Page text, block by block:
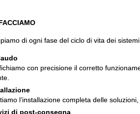
di ogni fase del ciclo di vita dei
con precisione il corretto
l’installazione completa delle
di post-consegna